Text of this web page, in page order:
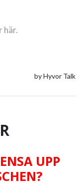
UPP